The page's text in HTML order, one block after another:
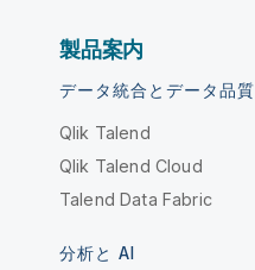
製品案内
データ統合とデータ品質
Qlik Talend
Qlik Talend Cloud
Talend Data Fabric
分析と AI